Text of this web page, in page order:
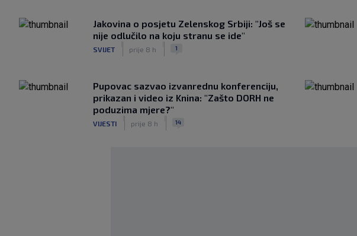
Jakovina o posjetu Zelenskog Srbiji: "Još se
nije odlučilo na koju stranu se ide"
SVIJET prije 8 h 1
Pupovac sazvao izvanrednu konferenciju,
prikazan i video iz Knina: "Zašto DORH ne
poduzima mjere?"
VIJESTI prije 8 h 14